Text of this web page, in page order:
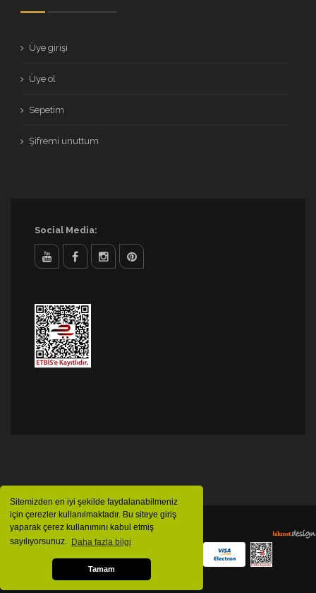
Sitemizden en iyi şekilde faydalanabilmeniz
için çerezler kullanılmaktadır. Bu siteye giriş
yaparak çerez kullanımını kabul etmiş
sayılıyorsunuz. Daha fazla bilgi
Tamam
Üye girişi
Üye ol
Sepetim
Şifremi unuttum
Social Media: